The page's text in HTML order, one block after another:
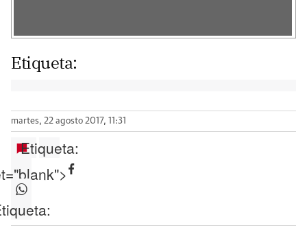
Etiqueta:
martes, 22 agosto 2017, 11:31
Etiqueta: